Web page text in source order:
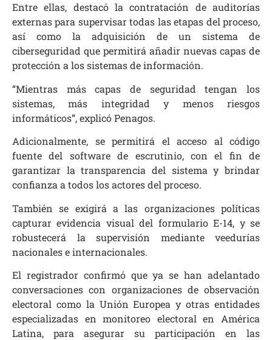
Entre ellas, destacó la contratación de auditorías
externas para supervisar todas las etapas del proceso,
así como la adquisición de un sistema de
ciberseguridad que permitirá añadir nuevas capas de
protección a los sistemas de información.
“Mientras más capas de seguridad tengan los
sistemas, más integridad y menos riesgos
informáticos”, explicó Penagos.
Adicionalmente, se permitirá el acceso al código
fuente del software de escrutinio, con el fin de
garantizar la transparencia del sistema y brindar
confianza a todos los actores del proceso.
También se exigirá a las organizaciones políticas
capturar evidencia visual del formulario E-14, y se
robustecerá la supervisión mediante veedurías
nacionales e internacionales.
El registrador confirmó que ya se han adelantado
conversaciones con organizaciones de observación
electoral como la Unión Europea y otras entidades
especializadas en monitoreo electoral en América
Latina, para asegurar su participación en las